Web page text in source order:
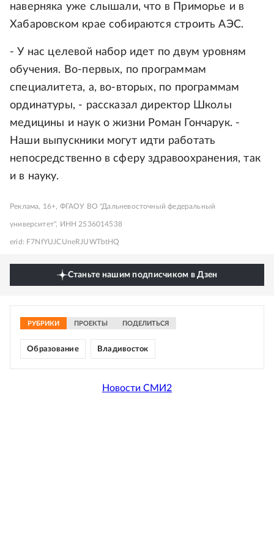
наверняка уже слышали, что в Приморье и в
Хабаровском крае собираются строить АЭС.
- У нас целевой набор идет по двум уровням
обучения. Во-первых, по программам
специалитета, а, во-вторых, по программам
ординатуры, - рассказал директор Школы
медицины и наук о жизни Роман Гончарук. -
Наши выпускники могут идти работать
непосредственно в сферу здравоохранения, так
и в науку.
Реклама, 16+, ФГАОУ ВО "Дальневосточный федеральный
университет", ИНН 2536014538
erid: F7NfYUJCUneRJUWTbtHQ
Станьте нашим подписчиком в Дзен
РУБРИКИ ПРОЕКТЫ ПОДЕЛИТЬСЯ
Образование Владивосток
Новости СМИ2